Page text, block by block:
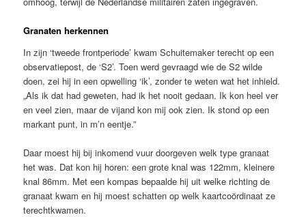
Granaten herkennen
In zijn ‘tweede frontperiode’ kwam Schuitemaker terecht op een
observatiepost, de ‘S2’. Toen werd gevraagd wie de S2 wilde
doen, zei hij in een opwelling ‘ik’, zonder te weten wat het inhield.
„Als ik dat had geweten, had ik het nooit gedaan. Ik kon heel ver
en veel zien, maar de vijand kon mij ook zien. Ik stond op een
markant punt, in m’n eentje.”
Daar moest hij bij inkomend vuur doorgeven welk type granaat
het was. Dat kon hij horen: een grote knal was 122mm, kleinere
knal 86mm. Met een kompas bepaalde hij uit welke richting de
granaat kwam en hij moest schatten op welk kaartcoördinaat ze
terechtkwamen.